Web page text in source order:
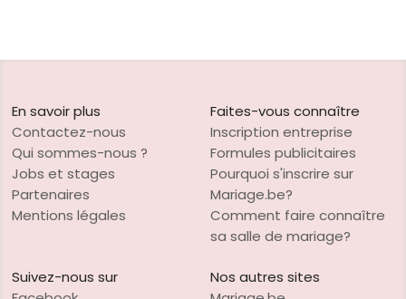
En savoir plus
Contactez-nous
Qui sommes-nous ?
Jobs et stages
Partenaires
Mentions légales
Faites-vous connaître
Inscription entreprise
Formules publicitaires
Pourquoi s'inscrire sur
Mariage.be?
Comment faire connaître
sa salle de mariage?
Suivez-nous sur
Nos autres sites